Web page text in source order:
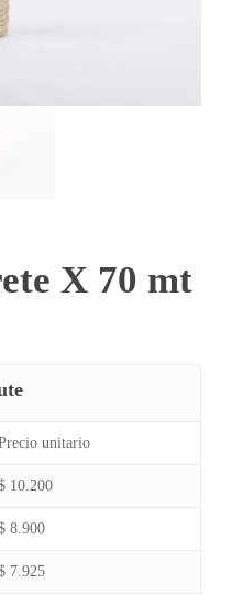
X 70 mt
unitario
10.200
8.900
7.925